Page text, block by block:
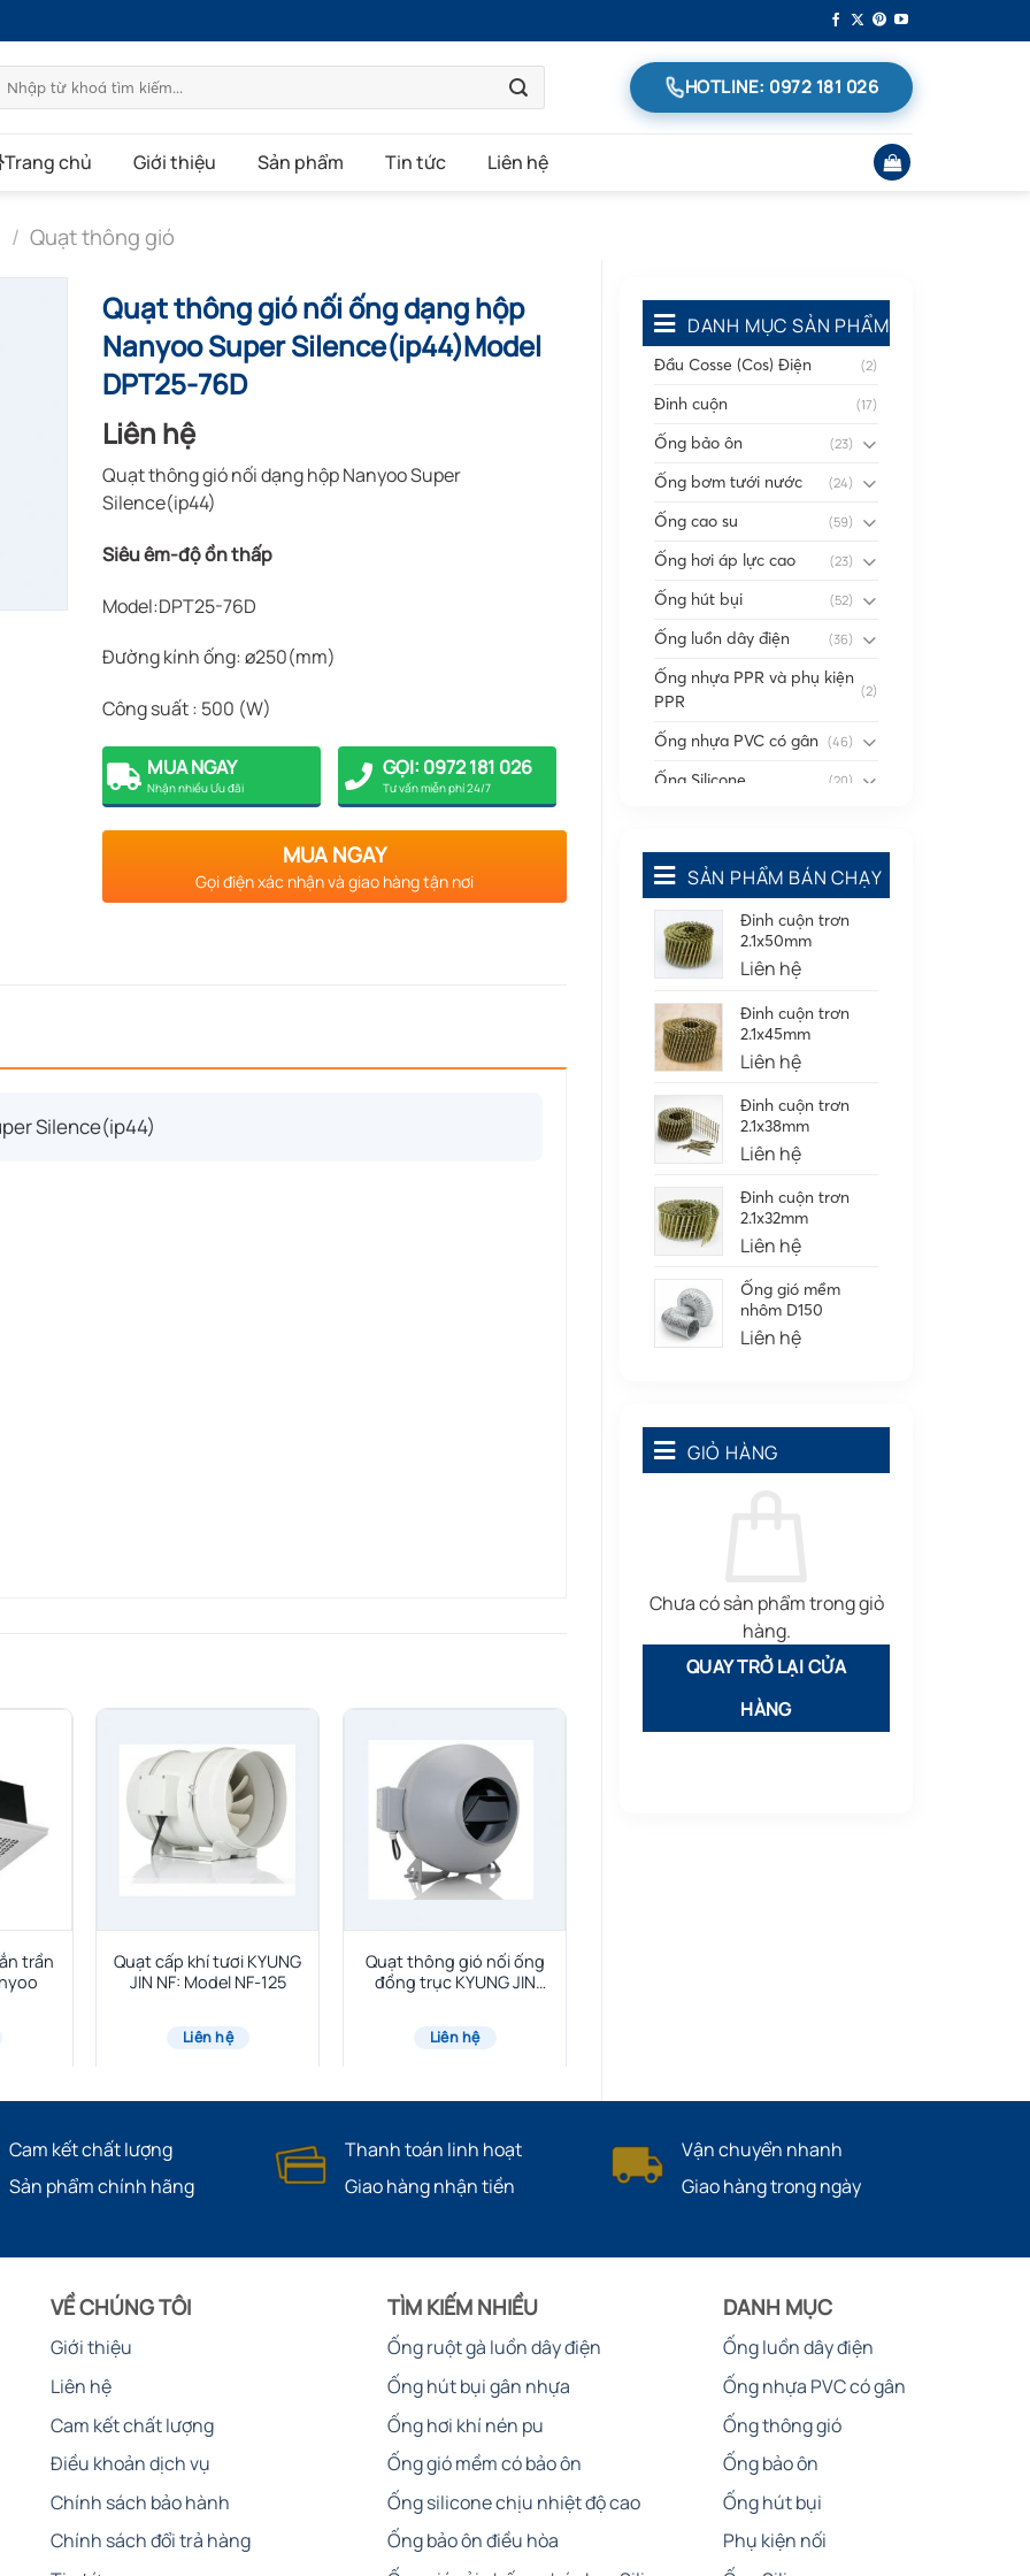
HOTLINE: 0972 181 026
Trang chủ Giới thiệu Sản phẩm Tin tức Liên hệ
/ Quạt thông gió
DANH MỤC SẢN PHẨM
Đầu Cosse (Cos) Điện (2)
Đinh cuộn (17)
Ống bảo ôn (23)
Ống bơm tưới nước (24)
Ống cao su (59)
Ống hơi áp lực cao (23)
Ống hút bụi (52)
Ống luồn dây điện (36)
Ống nhựa PPR và phụ kiện
PPR
(2)
Ống nhựa PVC có gân (46)
Ống Silicone (20)
Phụ kiện nối
Quạt dân dụng (91)
Quạt cắt gió Nanyoo
Quạt thông gió
Tấm cao su
SẢN PHẨM BÁN CHẠY
Đinh cuộn trơn
2.1x50mm
Liên hệ
Đinh cuộn trơn
2.1x45mm
Liên hệ
Đinh cuộn trơn
2.1x38mm
Liên hệ
Đinh cuộn trơn
2.1x32mm
Liên hệ
Ống gió mềm
nhôm D150
Liên hệ
GIỎ HÀNG
Chưa có sản phẩm trong giỏ
hàng.
QUAY TRỞ LẠI CỬA
HÀNG
Quạt thông gió nối ống dạng hộp
Nanyoo Super Silence(ip44)Model
DPT25-76D
Liên hệ
Quạt thông gió nối dạng hộp Nanyoo Super
Silence(ip44)
Siêu êm-độ ồn thấp
Model:DPT25-76D
Đường kính ống: ø250(mm)
Công suất : 500 (W)
MUA NGAY
Nhận nhiều Ưu đãi
GỌI: 0972 181 026
Tư vấn miễn phí 24/7
MUA NGAY
Gọi điện xác nhận và giao hàng tận nơi
Silence(ip44)
trần
Quạt cấp khí tươi KYUNG
JIN NF: Model NF-125
Liên hệ
Quạt thông gió nối ống
đồng trục KYUNG JIN
Liên hệ
Cam kết chất lượng
Sản phẩm chính hãng
Thanh toán linh hoạt
Giao hàng nhận tiền
Vận chuyển nhanh
Giao hàng trong ngày
VỀ CHÚNG TÔI
Giới thiệu
Liên hệ
Cam kết chất lượng
Điều khoản dịch vụ
Chính sách bảo hành
Chính sách đổi trả hàng
TÌM KIẾM NHIỀU
Ống ruột gà luồn dây điện
Ống hút bụi gân nhựa
Ống hơi khí nén pu
Ống gió mềm có bảo ôn
Ống silicone chịu nhiệt độ cao
Ống bảo ôn điều hòa
DANH MỤC
Ống luồn dây điện
Ống nhựa PVC có gân
Ống thông gió
Ống bảo ôn
Ống hút bụi
Phụ kiện nối